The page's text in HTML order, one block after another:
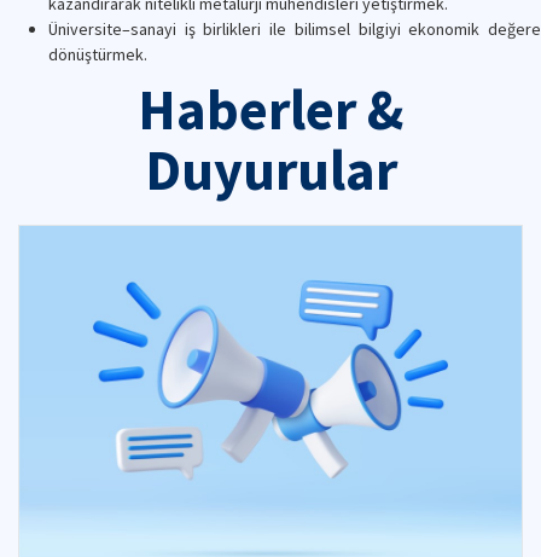
Üniversite–sanayi iş birlikleri ile bilimsel bilgiyi ekonomik değere
dönüştürmek.
Haberler &
Duyurular